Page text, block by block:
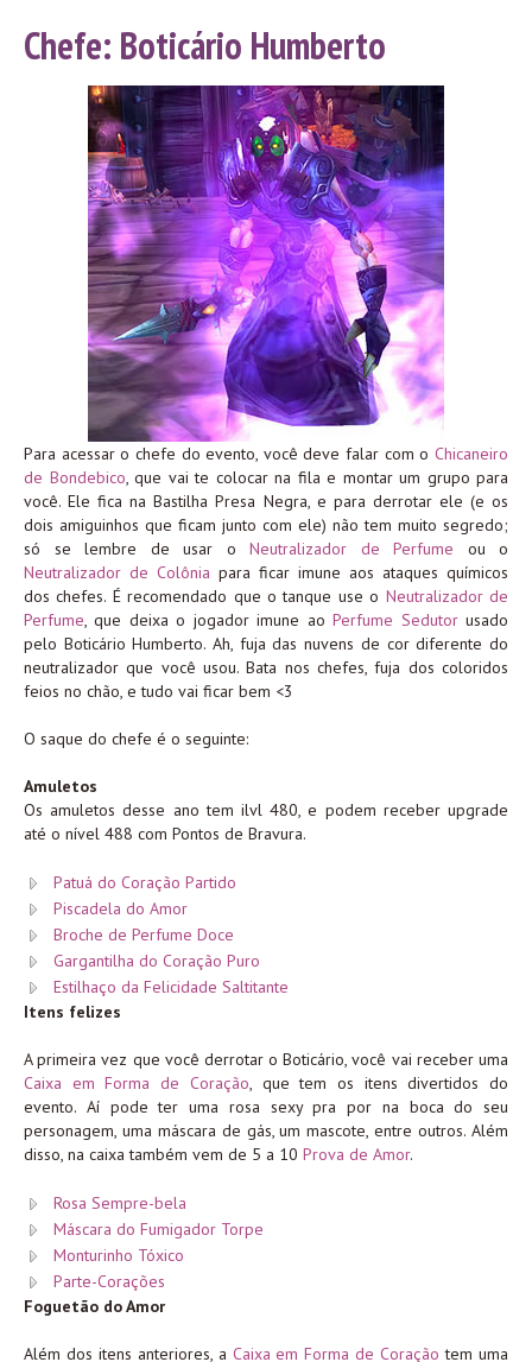
Chefe: Boticário Humberto
Para acessar o chefe do evento, você deve falar com o Chicaneiro
de Bondebico, que vai te colocar na fila e montar um grupo para
você. Ele fica na Bastilha Presa Negra, e para derrotar ele (e os
dois amiguinhos que ficam junto com ele) não tem muito segredo;
só se lembre de usar o Neutralizador de Perfume ou o
Neutralizador de Colônia para ficar imune aos ataques químicos
dos chefes. É recomendado que o tanque use o Neutralizador de
Perfume, que deixa o jogador imune aoPerfume Sedutorusado
pelo Boticário Humberto. Ah, fuja das nuvens de cor diferente do
neutralizador que você usou. Bata nos chefes, fuja dos coloridos
feios no chão, e tudo vai ficar bem <3
O saque do chefe é o seguinte:
Amuletos
Os amuletos desse ano tem ilvl 480, e podem receber upgrade
até o nível 488 com Pontos de Bravura.
Patuá do Coração Partido
Piscadela do Amor
Broche de Perfume Doce
Gargantilha do Coração Puro
Estilhaço da Felicidade Saltitante
Itens felizes
A primeira vez que você derrotar o Boticário, você vai receber uma
Caixa em Forma de Coração, que tem os itens divertidos do
evento. Aí pode ter uma rosa sexy pra por na boca do seu
personagem, uma máscara de gás, um mascote, entre outros. Além
disso, na caixa também vem de 5 a 10 Prova de Amor.
Rosa Sempre-bela
Máscara do Fumigador Torpe
Monturinho Tóxico
Parte-Corações
Foguetão do Amor
Além dos itens anteriores, a Caixa em Forma de Coração tem uma